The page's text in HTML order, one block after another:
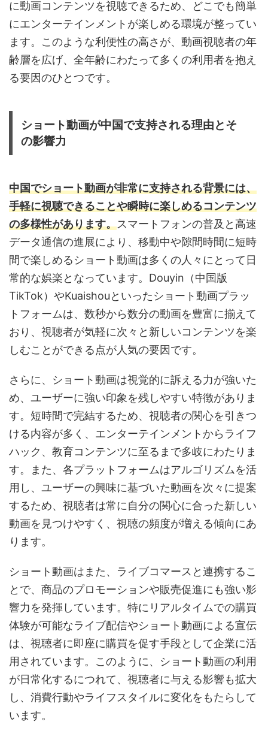
に動画コンテンツを視聴できるため、どこでも簡単
にエンターテインメントが楽しめる環境が整ってい
ます。このような利便性の高さが、動画視聴者の年
齢層を広げ、全年齢にわたって多くの利用者を抱え
る要因のひとつです。
ショート動画が中国で支持される理由とそ
の影響力
中国でショート動画が非常に支持される背景には、
手軽に視聴できることや瞬時に楽しめるコンテンツ
の多様性があります。スマートフォンの普及と高速
データ通信の進展により、移動中や隙間時間に短時
間で楽しめるショート動画は多くの人々にとって日
常的な娯楽となっています。Douyin（中国版
TikTok）やKuaishouといったショート動画プラッ
トフォームは、数秒から数分の動画を豊富に揃えて
おり、視聴者が気軽に次々と新しいコンテンツを楽
しむことができる点が人気の要因です。
さらに、ショート動画は視覚的に訴える力が強いた
め、ユーザーに強い印象を残しやすい特徴がありま
す。短時間で完結するため、視聴者の関心を引きつ
ける内容が多く、エンターテインメントからライフ
ハック、教育コンテンツに至るまで多岐にわたりま
す。また、各プラットフォームはアルゴリズムを活
用し、ユーザーの興味に基づいた動画を次々に提案
するため、視聴者は常に自分の関心に合った新しい
動画を見つけやすく、視聴の頻度が増える傾向にあ
ります。
ショート動画はまた、ライブコマースと連携するこ
とで、商品のプロモーションや販売促進にも強い影
響力を発揮しています。特にリアルタイムでの購買
体験が可能なライブ配信やショート動画による宣伝
は、視聴者に即座に購買を促す手段として企業に活
用されています。このように、ショート動画の利用
が日常化するにつれて、視聴者に与える影響も拡大
し、消費行動やライフスタイルに変化をもたらして
います。